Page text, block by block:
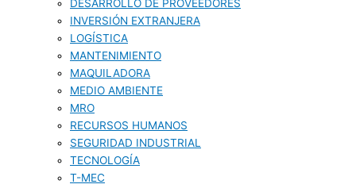
DESARROLLO DE PROVEEDORES
INVERSIÓN EXTRANJERA
LOGÍSTICA
MANTENIMIENTO
MAQUILADORA
MEDIO AMBIENTE
MRO
RECURSOS HUMANOS
SEGURIDAD INDUSTRIAL
TECNOLOGÍA
T-MEC